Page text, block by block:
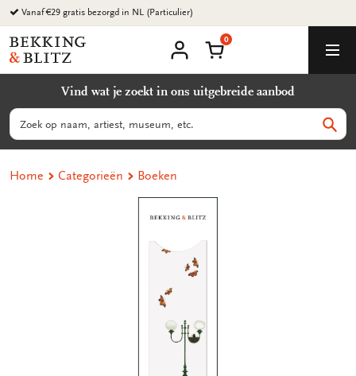
Ga
naar
content
Vanaf €29 gratis bezorgd in NL (Particulier)
Bekking
&
B.V.
account
Winkelmand
0
Vind wat je zoekt in ons uitgebreide aanbod
Zoeken
Home Categorieën Boeken